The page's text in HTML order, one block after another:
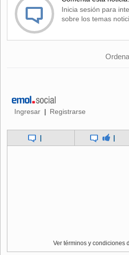
Inicia sesión para
sobre los temas
Ingresar | Registrarse
| |
Ver términos y condiciones